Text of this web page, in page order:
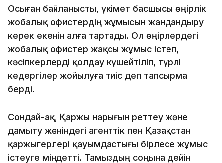
Осыған байланысты, үкімет басшысы өңірлік
жобалық офистердің жұмысын жандандыру
керек екенін алға тартады. Ол өңірлердегі
жобалық офистер жақсы жұмыс істеп,
кәсіпкерлерді қолдау күшейтіліп, түрлі
кедергілер жойылуға тиіс деп тапсырма
берді.
Сондай-ақ, Қаржы нарығын реттеу және
дамыту жөніндегі агенттік пен Қазақстан
қаржыгерлері қауымдастығы бірлесе жұмыс
істеуге міндетті. Тамыздың соңына дейін